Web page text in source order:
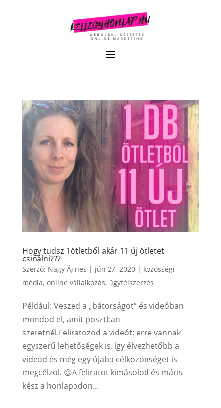
Hogy tudsz 1ötletből akár 11 új ötletet
csinálni???
Szerző: Nagy Ágnes | jún 27, 2020| közösségi
média, online vállalkozás, ügyfélszerzés
Például: Veszed a „bátorságot” és videóban
mondod el, amit posztban
szeretnél.Feliratozod a videót: erre vannak
egyszerű lehetőségek is, így élvezhetőbb a
videód és még egy újabb célközönséget is
megcélzol. 😉A feliratot kimásolod és máris
kész a honlapodon...